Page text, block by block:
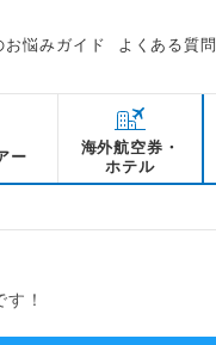
お悩みガイド よくある質問
ー
海外航空券・
ホテル
！